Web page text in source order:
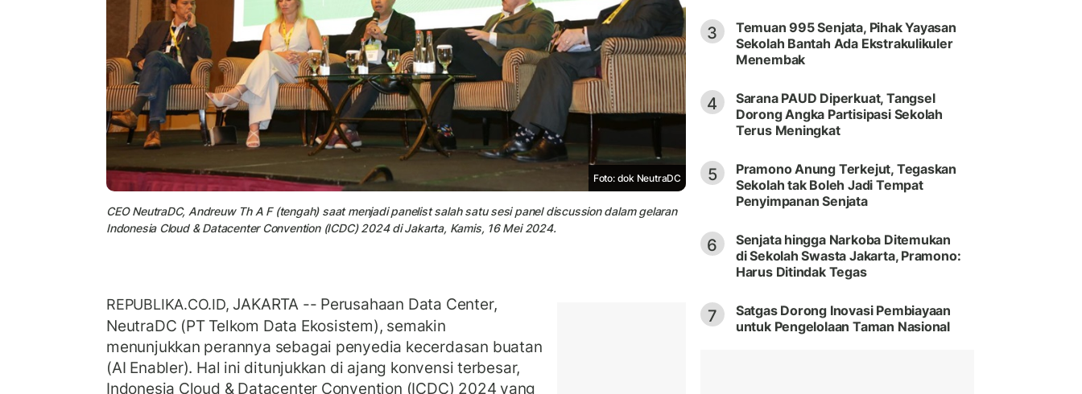
Foto: dok NeutraDC
CEO NeutraDC, Andreuw Th A F (tengah) saat menjadi panelist salah satu sesi panel discussion dalam gelaran
Indonesia Cloud & Datacenter Convention (ICDC) 2024 di Jakarta, Kamis, 16 Mei 2024.
REPUBLIKA.CO.ID,JAKARTA -- Perusahaan Data Center,
NeutraDC (PT Telkom Data Ekosistem), semakin
menunjukkan perannya sebagai penyedia kecerdasan buatan
(AI Enabler). Hal ini ditunjukkan di ajang konvensi terbesar,
Indonesia Cloud & Datacenter Convention (ICDC) 2024 yang
3
Temuan 995 Senjata, Pihak Yayasan
Sekolah Bantah Ada Ekstrakulikuler
Menembak
4
Sarana PAUD Diperkuat, Tangsel
Dorong Angka Partisipasi Sekolah
Terus Meningkat
5
Pramono Anung Terkejut, Tegaskan
Sekolah tak Boleh Jadi Tempat
Penyimpanan Senjata
6
Senjata hingga Narkoba Ditemukan
di Sekolah Swasta Jakarta, Pramono:
Harus Ditindak Tegas
7
Satgas Dorong Inovasi Pembiayaan
untuk Pengelolaan Taman Nasional